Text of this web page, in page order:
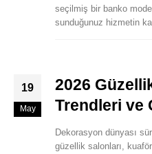
seçilmiş bir banko
sunduğunuz hizmetin
19
May
2026
Trendleri ve
Dekorasyon dünyası
güzellik salonları,